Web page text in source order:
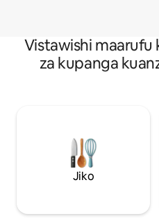
Vistawishi maarufu
za kupanga
Jiko